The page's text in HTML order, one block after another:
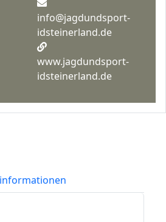
info@jagdundsport-
idsteinerland.de
www.jagdundsport-
idsteinerland.de